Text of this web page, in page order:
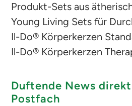
Produkt-Sets aus
Young Living Sets für
Il-Do® Körperkerzen
Il-Do® Körperkerzen
Duftende News
Postfach